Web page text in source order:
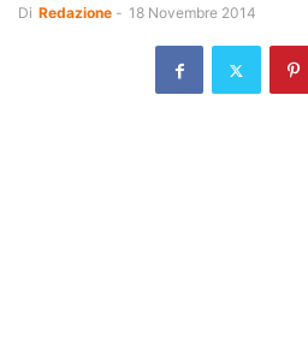
Di Redazione - 18 Novembre 2014